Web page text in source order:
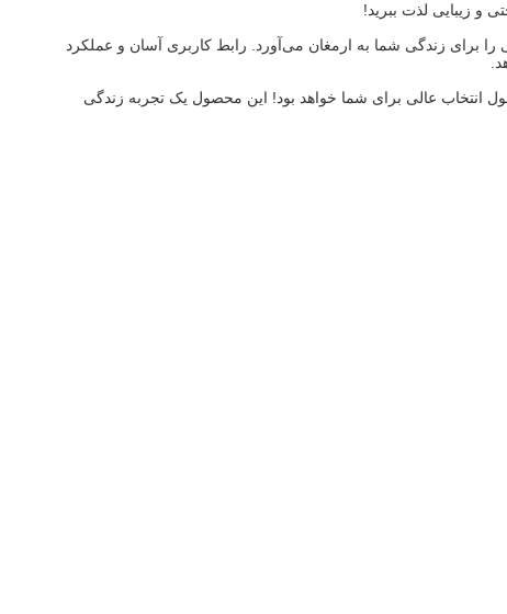
زیبایی لذت ببرید!
برای زندگی شما به ارمغان می‌آورد. رابط کاربری آسان و عملکرد
انتخاب عالی برای شما خواهد بود! این محصول یک تجربه زندگی